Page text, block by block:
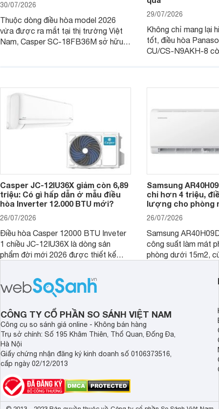
30/07/2026
Thuộc dòng điều hòa model 2026
vừa được ra mắt tại thị trường Việt
Nam, Casper SC-18FB36M sở hữu
nhiều tính năng và công nghệ hiện đại.
29/07/2026
Không chỉ mang lại
tốt, điều hòa
CU/CS-N9AKH-8
Casper JC-12IU36X giảm còn 6,89
triệu: Có gì hấp dẫn ở mẫu điều
hòa Inverter 12.000 BTU mới?
26/07/2026
Điều hòa Casper 12000 BTU Inveter
1 chiều JC-12IU36X là dòng sản
phẩm đời mới 2026 được thiết kế
sở hữu khả năng làm mát tốt mà còn
có giá bán rất hợp lý.
Samsung
chỉ hơn 4 triệu,
lượng cho phòng
26/07/2026
Samsung
công suất làm mát
phòng dưới 15m2,
phòng ngủ, phòng
CÔNG TY CỔ PHẦN SO SÁNH VIỆT NAM
Công cụ so sánh giá online - Không bán hàng
Trụ sở chính: Số 195 Khâm Thiên, Thổ Quan, Đống Đa,
Hà Nội
Giấy chứng nhận đăng ký kinh doanh số 0106373516,
cấp ngày 02/12/2013